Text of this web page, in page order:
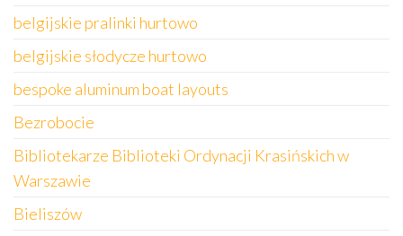
belgijskie pralinki hurtowo
belgijskie słodycze hurtowo
bespoke aluminum boat layouts
Bezrobocie
Bibliotekarze Biblioteki Ordynacji Krasińskich w
Warszawie
Bieliszów